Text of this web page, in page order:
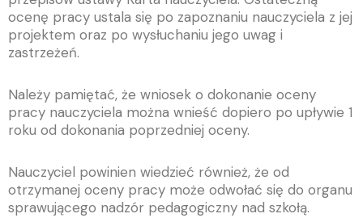
ocenę pracy ustala się po zapoznaniu nauczyciela z jej
projektem oraz po wysłuchaniu jego uwag i
zastrzeżeń.
Należy pamiętać, że wniosek o dokonanie oceny
pracy nauczyciela można wnieść dopiero po upływie 1
roku od dokonania poprzedniej oceny.
Nauczyciel powinien wiedzieć również, że od
otrzymanej oceny pracy może odwołać się do organu
sprawującego nadzór pedagogiczny nad szkołą.